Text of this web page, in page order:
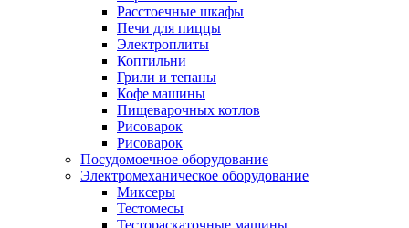
Расстоечные шкафы
Печи для пиццы
Электроплиты
Коптильни
Грили и тепаны
Кофе машины
Пищеварочных котлов
Рисоварок
Рисоварок
Посудомоечное оборудование
Электромеханическое оборудование
Миксеры
Тестомесы
Тестораскаточные машины